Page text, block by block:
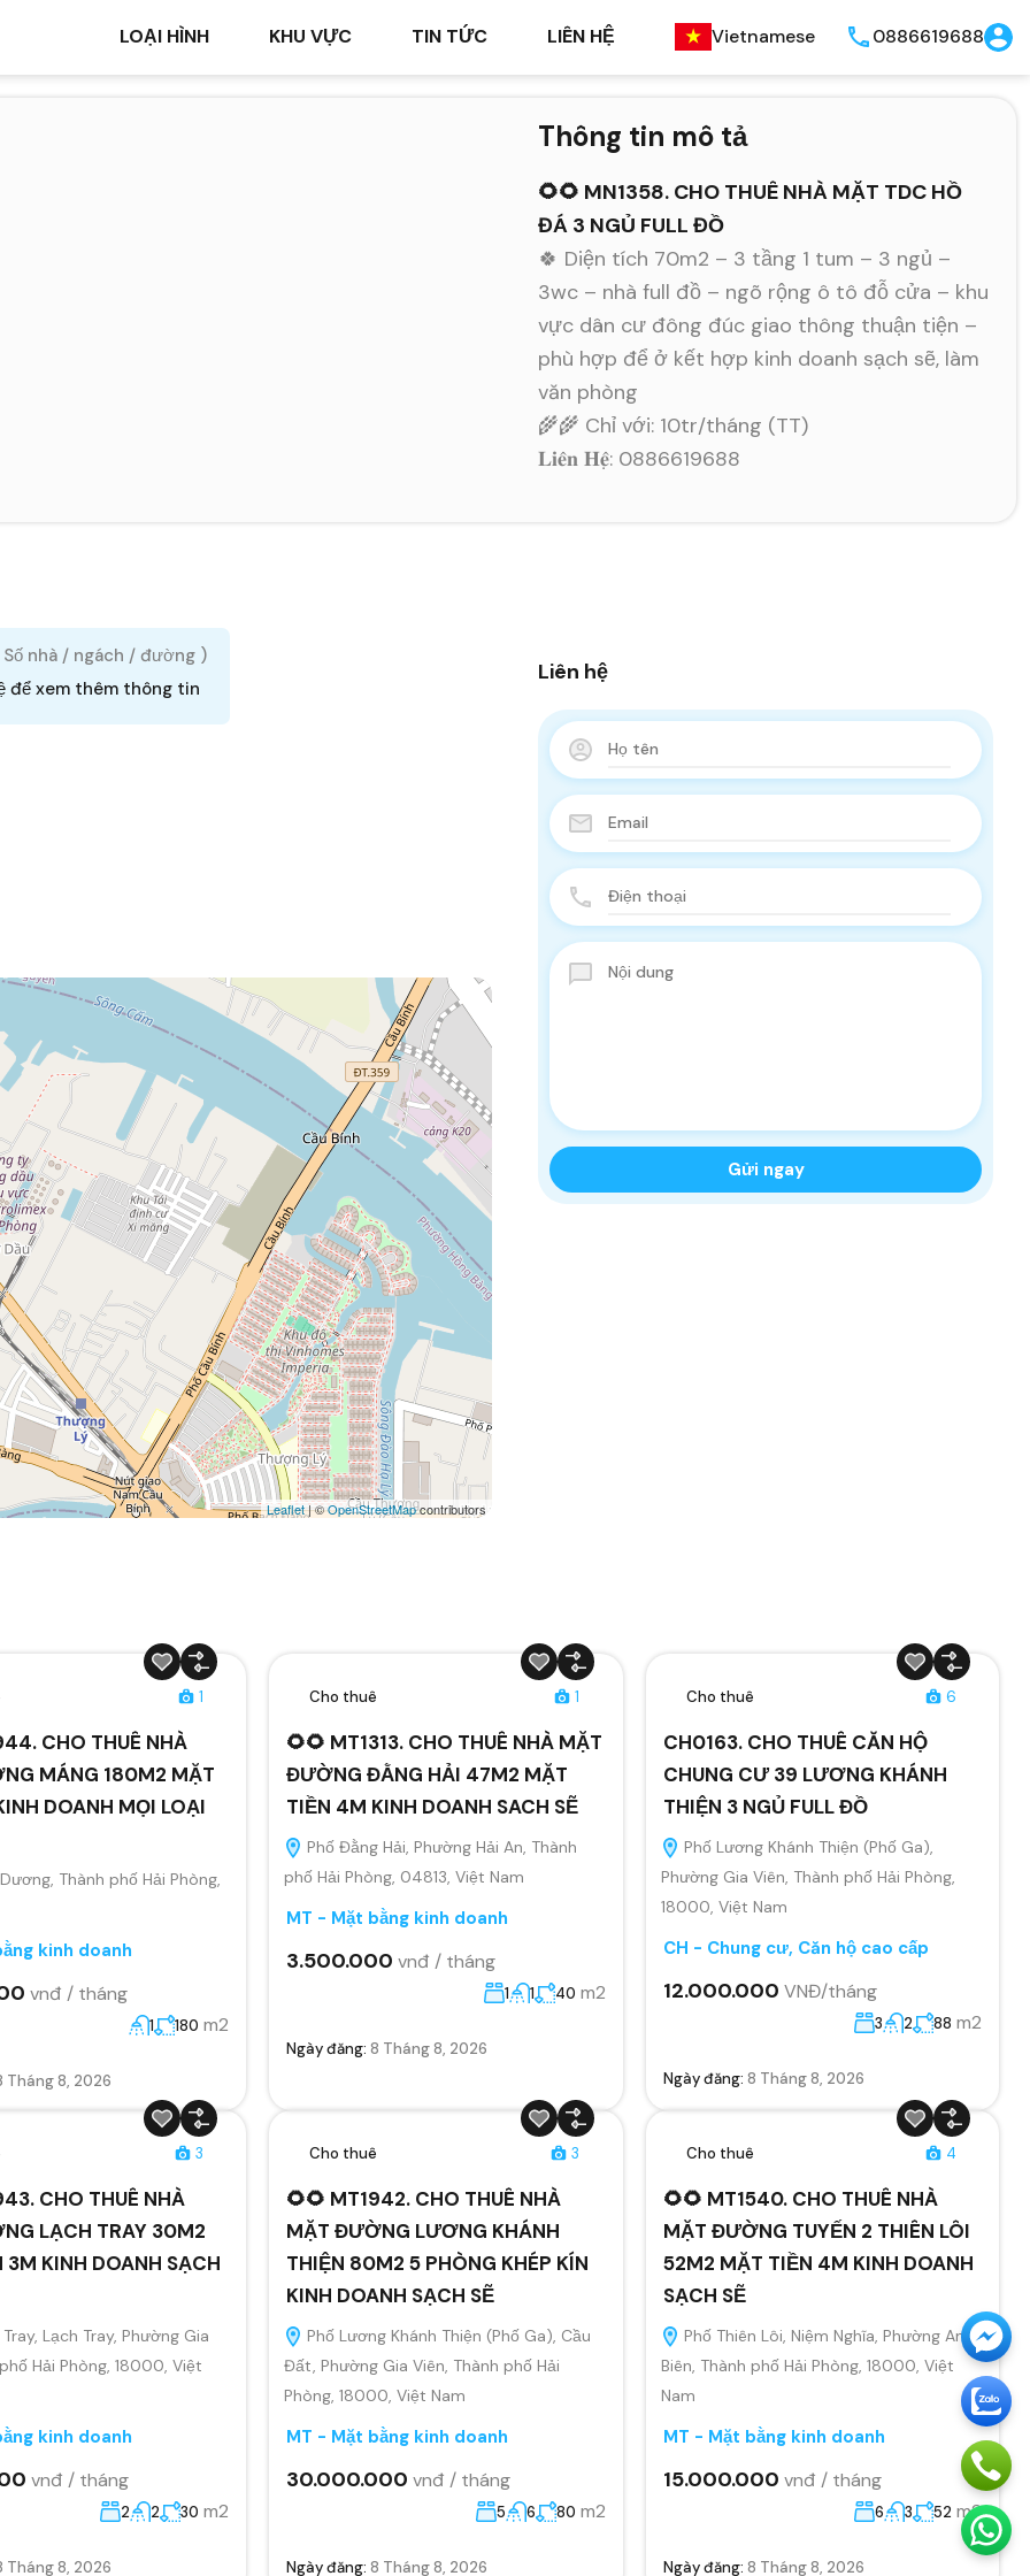
LOẠI HÌNH KHU VỰC TIN TỨC LIÊN HỆ Vietnamese 0886619688
Thông tin mô tả
🌻🌻 MN1358. CHO THUÊ NHÀ MẶT TDC HỒ
ĐÁ 3 NGỦ FULL ĐỒ
🍀 Diện tích 70m2 – 3 tầng 1 tum – 3 ngủ –
3wc – nhà full đồ – ngõ rộng ô tô đỗ cửa – khu
vực dân cư đông đúc giao thông thuận tiện –
phù hợp để ở kết hợp kinh doanh sạch sẽ, làm
văn phòng
🌾🌾 Chỉ với: 10tr/tháng (TT)
𝐋𝐢𝐞̂𝐧 𝐇𝐞̣̂: 0886619688
nhà / ngách / đường )
để xem thêm thông tin
Leaflet| ©OpenStreetMapcontributors
Liên hệ
1
CHO THUÊ NHÀ
MÁNG 180M2 MẶT
DOANH MỌI LOẠI
Thành phố Hải Phòng,
kinh doanh
vnđ / tháng
1 180 m2
Tháng 8, 2026
Cho thuê 1
🌻🌻 MT1313. CHO THUÊ NHÀ MẶT
ĐƯỜNG ĐẰNG HẢI 47M2 MẶT
TIỀN 4M KINH DOANH SACH SẼ
Phố Đằng Hải, Phường Hải An, Thành
phố Hải Phòng, 04813, Việt Nam
MT - Mặt bằng kinh doanh
3.500.000 vnđ / tháng
1 1 40 m2
Ngày đăng: 8 Tháng 8, 2026
Cho thuê 6
CH0163. CHO THUÊ CĂN HỘ
CHUNG CƯ 39 LƯƠNG KHÁNH
THIỆN 3 NGỦ FULL ĐỒ
Phố Lương Khánh Thiện (Phố Ga),
Phường Gia Viên, Thành phố Hải Phòng,
18000, Việt Nam
CH - Chung cư, Căn hộ cao cấp
12.000.000 VNĐ/tháng
3 2 88 m2
Ngày đăng: 8 Tháng 8, 2026
3
CHO THUÊ NHÀ
LẠCH TRAY 30M2
KINH DOANH SẠCH
Lạch Tray, Phường Gia
Hải Phòng, 18000, Việt
kinh doanh
vnđ / tháng
2 2 30 m2
Tháng 8, 2026
Cho thuê 3
🌻🌻 MT1942. CHO THUÊ NHÀ
MẶT ĐƯỜNG LƯƠNG KHÁNH
THIỆN 80M2 5 PHÒNG KHÉP KÍN
KINH DOANH SẠCH SẼ
Phố Lương Khánh Thiện (Phố Ga), Cầu
Đất, Phường Gia Viên, Thành phố Hải
Phòng, 18000, Việt Nam
MT - Mặt bằng kinh doanh
30.000.000 vnđ / tháng
5 6 80 m2
Ngày đăng: 8 Tháng 8, 2026
Cho thuê 4
🌻🌻 MT1540. CHO THUÊ NHÀ
MẶT ĐƯỜNG TUYẾN 2 THIÊN LÔI
52M2 MẶT TIỀN 4M KINH DOANH
SẠCH SẼ
Phố Thiên Lôi, Niệm Nghĩa, Phường An
Biên, Thành phố Hải Phòng, 18000, Việt
Nam
MT - Mặt bằng kinh doanh
15.000.000 vnđ / tháng
6 3 52 m2
Ngày đăng: 8 Tháng 8, 2026